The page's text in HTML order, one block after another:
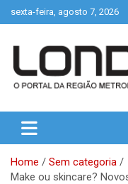
to
sexta-feira, agosto 7, 2026
Londrix
Home
Sem categoria
Make ou skincare?